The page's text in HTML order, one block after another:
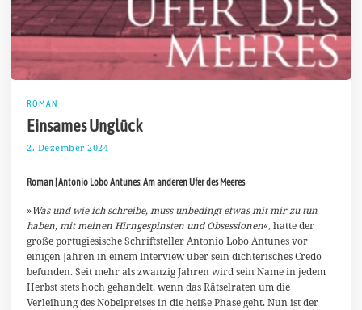
ROMAN
Einsames Unglück
2. Dezember 2024
D
z
m
b
e
r
0
2
Roman | Antonio Lobo Antunes: Am anderen Ufer des Meeres
»Was und wie ich schreibe, muss unbedingt etwas mit mir zu tun
haben, mit meinen Hirngespinsten und Obsessionen«, hatte der
große portugiesische Schriftsteller Antonio Lobo Antunes vor
einigen Jahren in einem Interview über sein dichterisches Credo
befunden. Seit mehr als zwanzig Jahren wird sein Name in jedem
Herbst stets hoch gehandelt, wenn das Rätselraten um die
Verleihung des Nobelpreises in die heiße Phase geht. Nun ist der